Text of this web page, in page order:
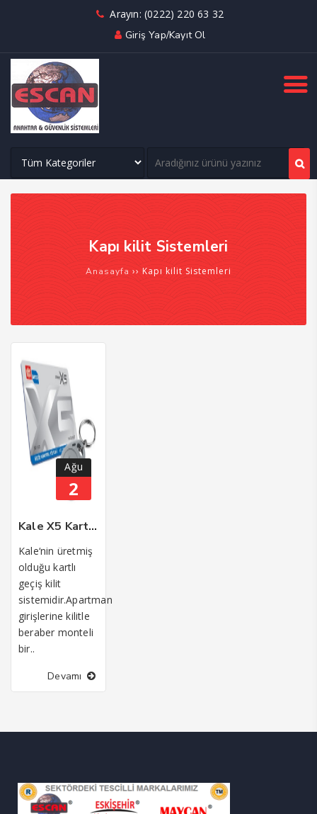
Arayın: (0222) 220 63 32
Giriş Yap/Kayıt Ol
Kapı kilit Sistemleri
Anasayfa ›› Kapı kilit Sistemleri
Ağu
2
Kale X5 Kartlı Geçiş Otomat Kilit Sistemi
Kale‘nin üretmiş
olduğu kartlı
geçiş kilit
sistemidir.Apartman
girişlerine kilitle
beraber monteli
bir..
Devamı